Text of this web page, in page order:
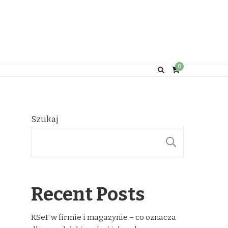
0
Szukaj
Recent Posts
KSeF w firmie i magazynie – co oznacza